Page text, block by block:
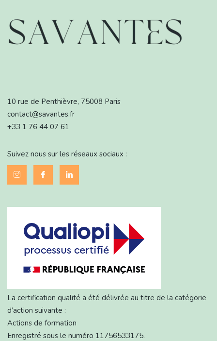
10 rue de Penthièvre, 75008 Paris
contact@savantes.fr
+33 1 76 44 07 61
Suivez nous sur les réseaux sociaux :
La certification qualité a été délivrée au titre de la catégorie
d’action suivante :
Actions de formation
Enregistré sous le numéro 11756533175.